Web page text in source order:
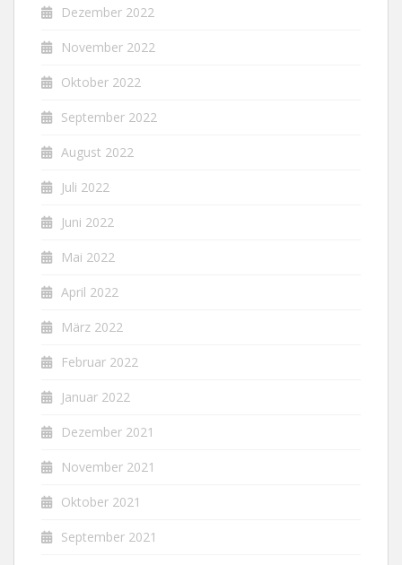
Dezember 2022
November 2022
Oktober 2022
September 2022
August 2022
Juli 2022
Juni 2022
Mai 2022
April 2022
März 2022
Februar 2022
Januar 2022
Dezember 2021
November 2021
Oktober 2021
September 2021